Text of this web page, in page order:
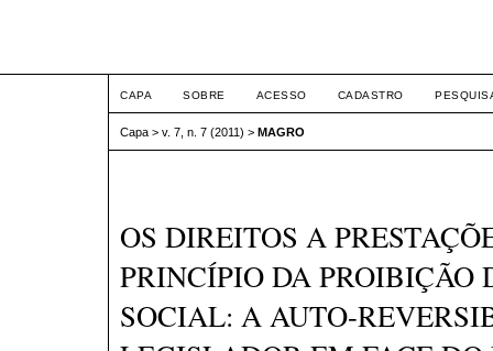
CAPA SOBRE ACESSO CADASTRO
Capa > v. 7, n. 7 (2011) > MAGRO
OS DIREITOS A
PRINCÍPIO DA PROIBIÇÃO
SOCIAL: A AUTO-